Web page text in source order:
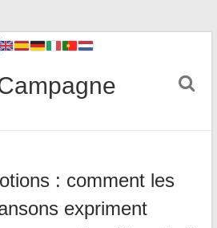
: comment les
expriment